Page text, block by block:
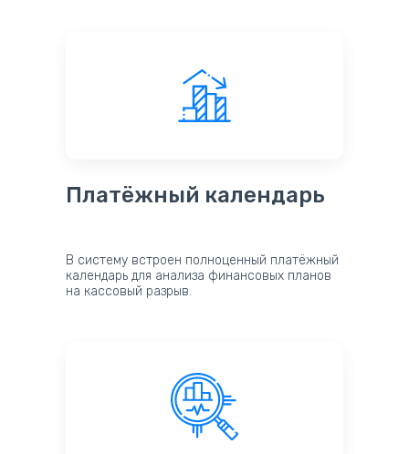
Платёжный календарь
В систему встроен полноценный платёжный
календарь для анализа финансовых планов
на кассовый разрыв.